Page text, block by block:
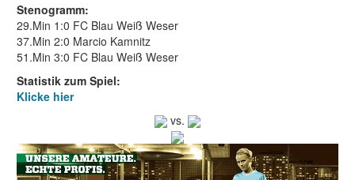
Stenogramm:
29.Min 1:0 FC Blau Weiß Weser
37.Min 2:0 Marcio Kamnitz
51.Min 3:0 FC Blau Weiß Weser
Statistik zum Spiel:
Klicke hier
vs.